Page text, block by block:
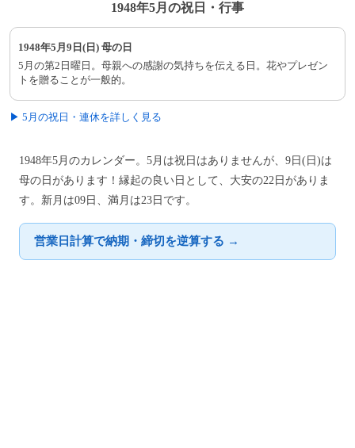
1948年5月の祝日・行事
1948年5月9日(日) 母の日
5月の第2日曜日。母親への感謝の気持ちを伝える日。花やプレゼン
トを贈ることが一般的。
▶ 5月の祝日・連休を詳しく見る
1948年5月のカレンダー。5月は祝日はありませんが、9日(日)は
母の日があります！縁起の良い日として、大安の22日がありま
す。新月は09日、満月は23日です。
営業日計算で納期・締切を逆算する →